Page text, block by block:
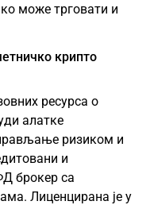
може трговати и
крипто
ресурса о
алатке
ризиком и
и
брокер са
Лиценцирана је у